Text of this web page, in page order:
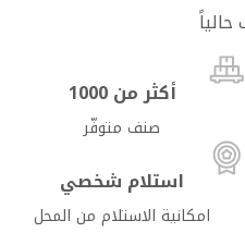
أكثر من 1000
صنف متوفّر
استلام شخصي
امكانية الاستلام من المحل